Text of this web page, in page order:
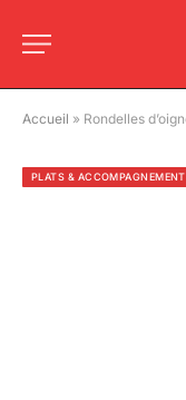
Accueil » Rondelles
PLATS &